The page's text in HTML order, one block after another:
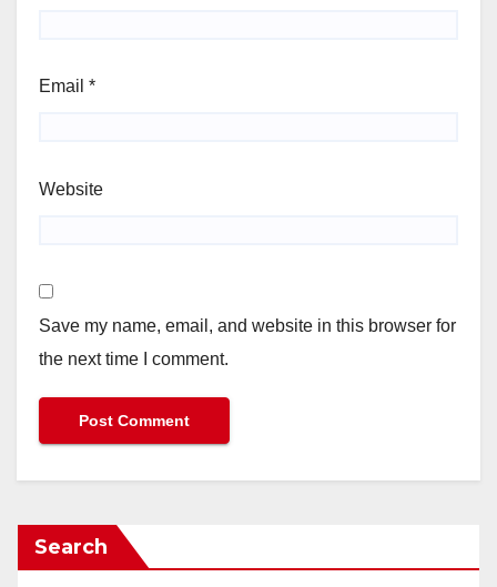
Email *
Website
Save my name, email, and website in this browser for
the next time I comment.
Search